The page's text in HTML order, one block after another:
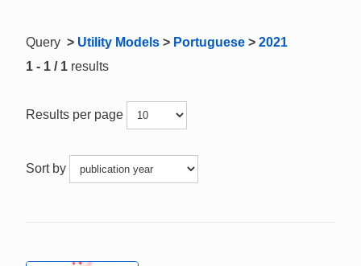
Query > Utility Models > Portuguese > 2021
1 - 1 / 1 results
Results per page
Sort by